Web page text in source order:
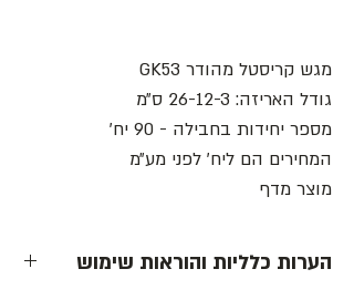
מגש קריסטל מהודר GK53
גודל האריזה: 26-12-3 ס״מ
מספר יחידות בחבילה - 90 יח׳
המחירים הם ליח׳ לפני מע״מ
מוצר מדף
הערות כלליות והוראות שימוש